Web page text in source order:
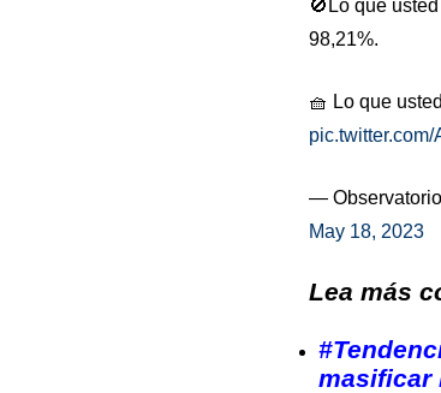
🚫Lo que
98,21%.
🧺 Lo que
—
May 18, 2023
Lea más
masificar